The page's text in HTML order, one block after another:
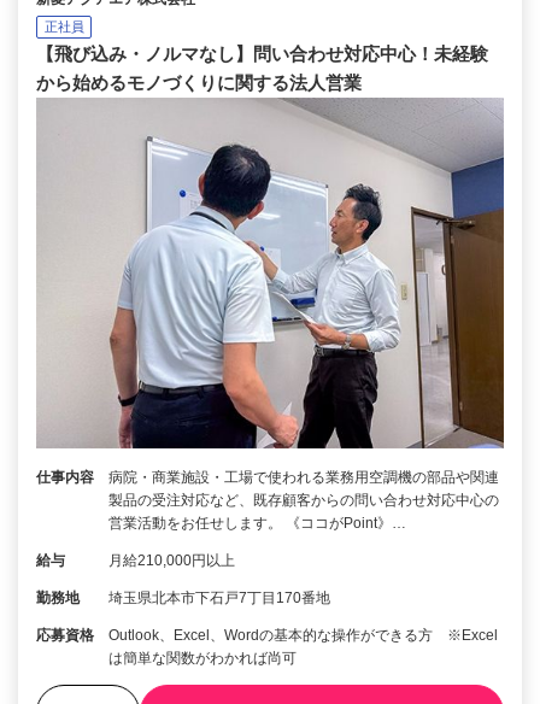
正社員
【飛び込み・ノルマなし】問い合わせ対応中心！未経験
から始めるモノづくりに関する法人営業
仕事内容
病院・商業施設・工場で使われる業務用空調機の部品や関連
製品の受注対応など、既存顧客からの問い合わせ対応中心の
営業活動をお任せします。 《ココがPoint》…
給与 月給210,000円以上
勤務地 埼玉県北本市下石戸7丁目170番地
応募資格
Outlook、Excel、Wordの基本的な操作ができる方 ※Excel
は簡単な関数がわかれば尚可